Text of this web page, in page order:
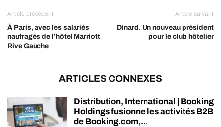
Article précédent
À Paris, avec les salariés
naufragés de l’hôtel Marriott
Rive Gauche
Article suivant
Dinard. Un nouveau président
pour le club hôtelier
ARTICLES CONNEXES
Distribution, International | Booking
Holdings fusionne les activités B2B
de Booking.com,...